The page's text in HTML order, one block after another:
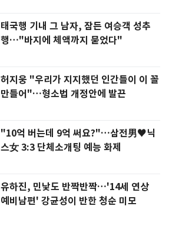
태국행 기내 그 남자, 잠든 여승객 성추
행…"바지에 체액까지 묻었다"
허지웅 "우리가 지지했던 인간들이 이 꼴
만들어"…형소법 개정안에 발끈
"10억 버는데 9억 써요?"…삼전男♥닉
스女 3:3 단체소개팅 예능 화제
유하진, 민낯도 반짝반짝…'14세 연상
예비남편' 강균성이 반한 청순 미모